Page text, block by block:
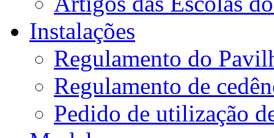
Instalações
Regulamento do
Regulamento de
Pedido de utilização